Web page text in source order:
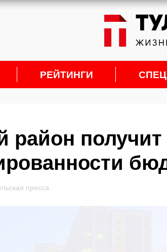
РЕЙТИНГИ
район получит
пресса